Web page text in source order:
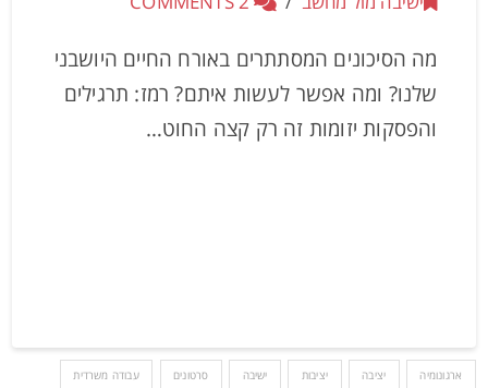
מה הסיכונים המסתתרים באורח החיים היושבני
שלנו? ומה אפשר לעשות איתם? רמז: תרגילים
והפסקות יזומות זה רק קצה החוט…
ארגונומיה יציבה יציבות ישיבה סרטונים עבודה משרדית